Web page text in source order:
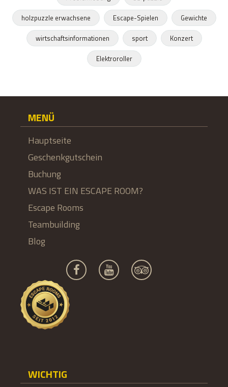
holzpuzzle erwachsene
Escape-Spielen
Gewichte
wirtschaftsinformationen
sport
Konzert
Elektroroller
MENÜ
Hauptseite
Geschenkgutschein
Buchung
WAS IST EIN ESCAPE ROOM?
Escape Rooms
Teambuilding
Blog
WICHTIG